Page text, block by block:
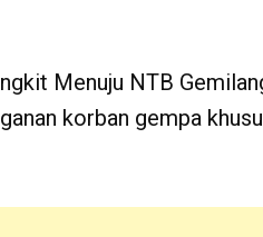
Menuju NTB
korban gempa